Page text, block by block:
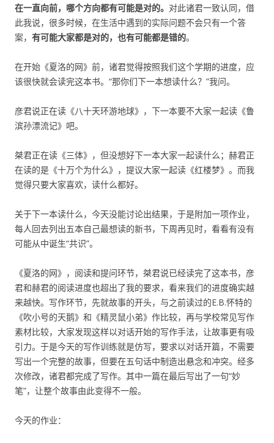
在一直向前，哪个方向都有可能是对的。 对此诸君一致认同，借
此我说，很多时候，在生活中遇到的实际问题不会只有一个答
案， 有可能大家都是对的，也有可能都是错的。
在开始《夏洛的网》前，诸君觉得按照我们这个学期的进度，应
该很快就会读完这本书。“那你们下一本想读什么？”我问。
彦君说正在读《八十天环游地球》，下一本要不大家一起读《鲁
滨孙漂流记》吧。
桀君正在读《三体》，但没想好下一本大家一起读什么；赫君正
在读的是《十万个为什么》，提议大家一起读《红楼梦》。而我
觉得只要大家喜欢，读什么都好。
关于下一本读什么，今天没能讨论出结果，于是附加一项作业，
每人回去列出五本自己最想读的新书，下周再见时，看看有没有
可能从中诞生“共识”。
《夏洛的网》，阅读和提问环节，桀君说已经读完了这本书，彦
君和赫君的阅读进度也超出了我的要求，看来我们的进度确实越
来越快。写作环节，先就故事的开头，与之前读过的E.B.怀特的
《吹小号的天鹅》和《精灵鼠小弟》作比较，再与学校常见写作
素材比较，大家发现这样以对话开始的写作手法，让故事更有吸
引力。于是今天的写作训练就是仿写，要求以对话开篇，不需要
写出一个完整的故事，但要在五句话中制造出悬念和冲突。经多
次修改，诸君都完成了写作。其中一篇在最后写出了一句“妙
笔”，让整个故事由此变得不一般。
今天的作业：